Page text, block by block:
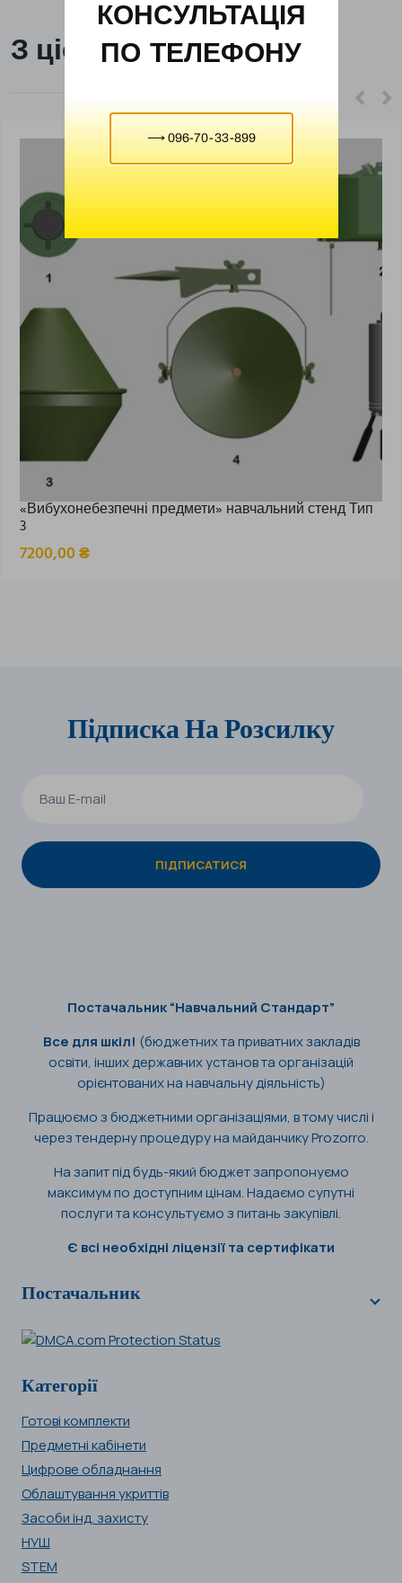
З цієї ж категорії
«Вибухонебезпечні предмети» навчальний стенд Тип
3
7200,00₴
Підписка На Розсилку
Постачальник “Навчальний Стандарт”
Все для шкіл! (бюджетних та приватних закладів
освіти, інших державних установ та організацій
орієнтованих на навчальну діяльність)
Працюємо з бюджетними організаціями, в тому числі і
через тендерну процедуру на майданчику Prozorro.
На запит під будь-який бюджет запропонуємо
максимум по доступним цінам. Надаємо супутні
послуги та консультуємо з питань закупівлі.
Є всі необхідні ліцензії та сертифікати
Постачальник
Категорії
Готові комплекти
Предметні кабінети
Цифрове обладнання
Облаштування укриттів
Засоби інд. захисту
НУШ
STEM
КОНСУЛЬТАЦІЯ
ПО ТЕЛЕФОНУ
⟶ 096-70-33-899